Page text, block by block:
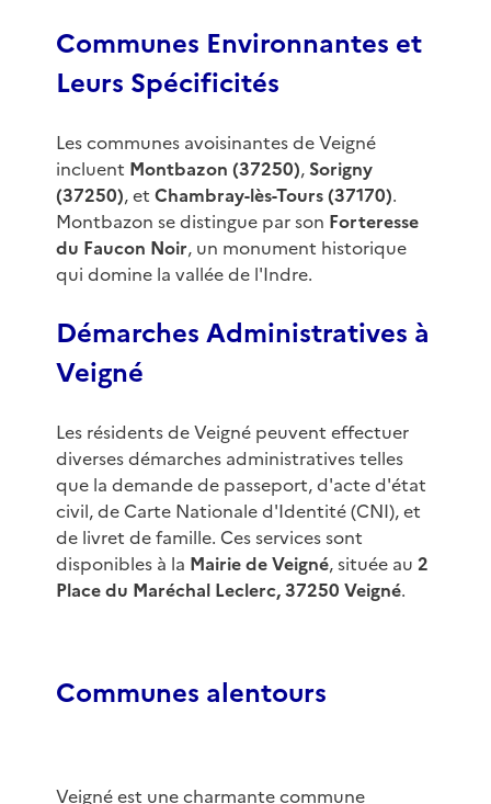
Communes Environnantes et
Leurs Spécificités
Les communes avoisinantes de Veigné
incluent Montbazon (37250), Sorigny
(37250), et Chambray-lès-Tours (37170).
Montbazon se distingue par son Forteresse
du Faucon Noir, un monument historique
qui domine la vallée de l'Indre.
Démarches Administratives à
Veigné
Les résidents de Veigné peuvent effectuer
diverses démarches administratives telles
que la demande de passeport, d'acte d'état
civil, de Carte Nationale d'Identité (CNI), et
de livret de famille. Ces services sont
disponibles à la Mairie de Veigné, située au 2
Place du Maréchal Leclerc, 37250 Veigné.
Communes alentours
Veigné est une charmante commune